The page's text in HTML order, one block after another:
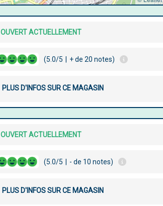
OUVERT ACTUELLEMENT
(5.0/5 + de 20 notes)
PLUS D'INFOS SUR CE MAGASIN
OUVERT ACTUELLEMENT
(5.0/5 - de 10 notes)
PLUS D'INFOS SUR CE MAGASIN